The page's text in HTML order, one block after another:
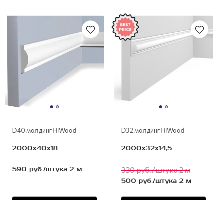
D40 молдинг HiWood
2000х40х18
590 руб./штука 2 м
D32 молдинг HiWood
2000х32х14,5
330 руб./штука 2 м
500 руб./штука 2 м